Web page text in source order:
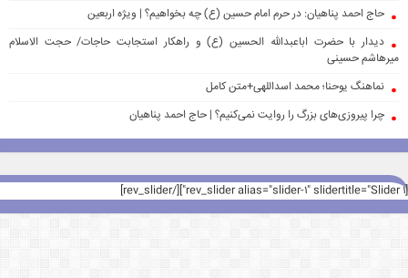
حاج احمد پناهیان: در حرم امام حسین (ع) چه بخواهیم؟ | ویژه اربعین
دیدار با حضرت اباعبدالله الحسین (ع) و راهکار استجابت حاجات/ حجت الاسلام
میرهاشم حسینی
نماهنگ یوحنا؛ محمد اسداللهی+متن کامل
چرا پیروزی‌های بزرگ را روایت نمی‌کنیم؟ | حاج احمد پناهیان
[rev_slider alias="slider-1" slidertitle="Slider 1"][/rev_slider]